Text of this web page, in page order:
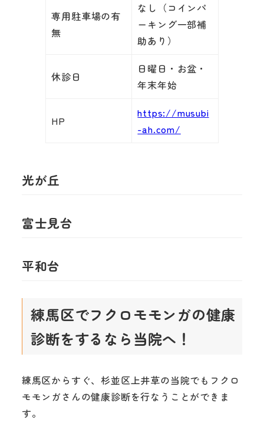
専用駐車場の有
無
なし（コインパ
ーキング一部補
助あり）
休診日
日曜日・お盆・
年末年始
HP
https://musubi
-ah.com/
光が丘
富士見台
平和台
練馬区でフクロモモンガの健康
診断をするなら当院へ！
練馬区からすぐ、杉並区上井草の当院でもフクロ
モモンガさんの健康診断を行なうことができま
す。